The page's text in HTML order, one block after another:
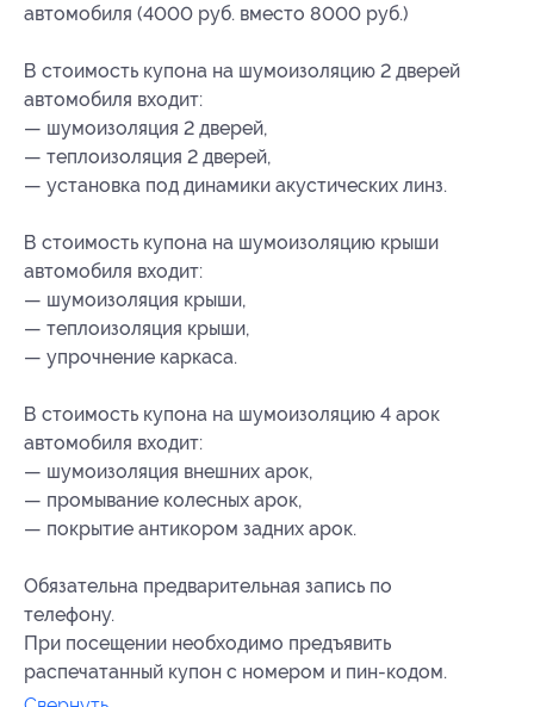
автомобиля (4000 руб. вместо 8000 руб.)
В стоимость купона на шумоизоляцию 2 дверей
автомобиля входит:
— шумоизоляция 2 дверей,
— теплоизоляция 2 дверей,
— установка под динамики акустических линз.
В стоимость купона на шумоизоляцию крыши
автомобиля входит:
— шумоизоляция крыши,
— теплоизоляция крыши,
— упрочнение каркаса.
В стоимость купона на шумоизоляцию 4 арок
автомобиля входит:
— шумоизоляция внешних арок,
— промывание колесных арок,
— покрытие антикором задних арок.
Обязательна предварительная запись по
телефону.
При посещении необходимо предъявить
распечатанный купон с номером и пин-кодом.